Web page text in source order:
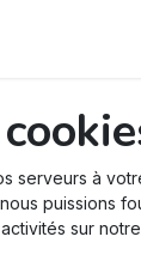
à
puissions
sur